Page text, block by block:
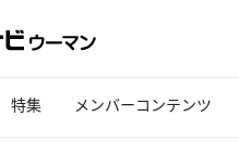
特集 メンバーコンテンツ